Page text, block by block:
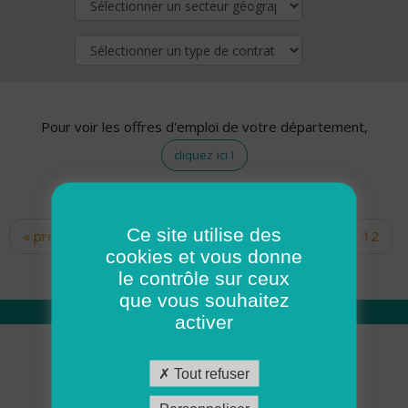
Pour voir les offres d'emploi de votre département,
cliquez ici !
Pages
« premier ‹ précédent … 10
12
14 15 16 17
Qui sommes nous
Académie ADMR
Ce site utilise des
cookies et vous donne
le contrôle sur ceux
que vous souhaitez
activer
Tout refuser